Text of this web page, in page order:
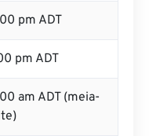
pm ADT
pm ADT
am ADT (meia-